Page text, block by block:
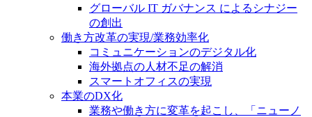
グローバル IT ガバナンス によるシナジー
の創出
働き方改革の実現/業務効率化
コミュニケーションのデジタル化
海外拠点の人材不足の解消
スマートオフィスの実現
本業のDX化
業務や働き方に変革を起こし、「ニューノ